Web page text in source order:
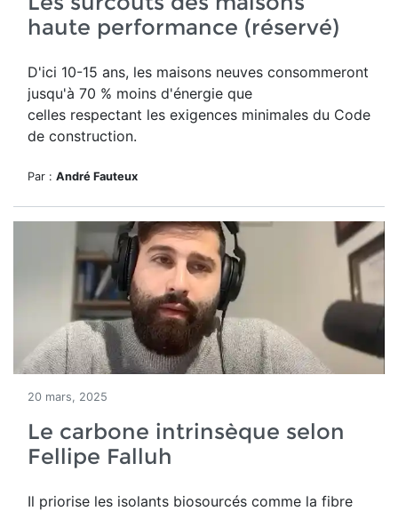
haute performance (réservé)
D'ici 10-15 ans, les maisons neuves consommeront
jusqu'à 70 % moins d'énergie que
celles respectant les exigences minimales du Code
de construction.
Par : André Fauteux
20 mars, 2025
Le carbone intrinsèque selon
Fellipe Falluh
Il priorise les isolants biosourcés comme la fibre